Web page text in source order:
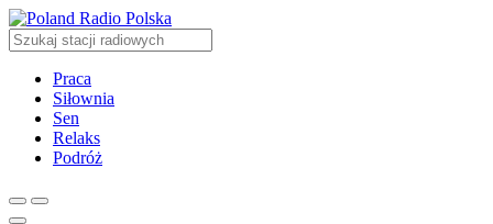
Radio Polska
Praca
Siłownia
Sen
Relaks
Podróż